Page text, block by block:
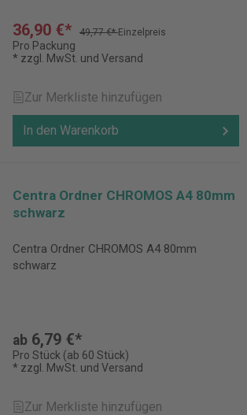
36,90 €* 49,77 €*Einzelpreis
Pro Packung
* zzgl. MwSt. und Versand
Zur Merkliste hinzufügen
In den Warenkorb
Centra Ordner CHROMOS A4 80mm
schwarz
Centra Ordner CHROMOS A4 80mm
schwarz
ab 6,79 €*
Pro Stück (ab 60 Stück)
* zzgl. MwSt. und Versand
Zur Merkliste hinzufügen